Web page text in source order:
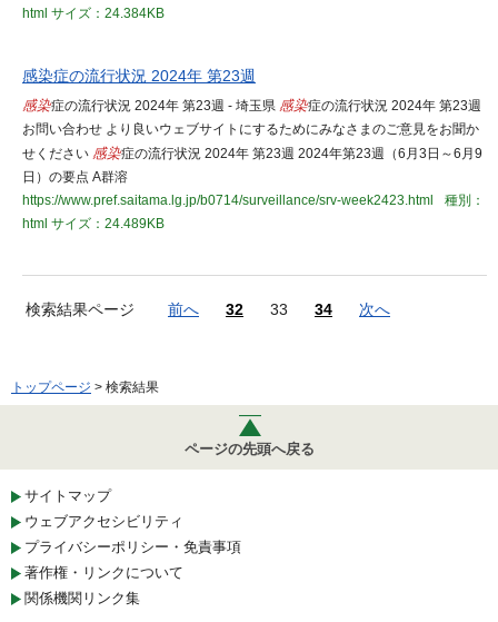
html サイズ：24.384KB
感染症の流行状況 2024年 第23週
感染症の流行状況 2024年 第23週 - 埼玉県 感染症の流行状況 2024年 第23週
お問い合わせ より良いウェブサイトにするためにみなさまのご意見をお聞か
せください 感染症の流行状況 2024年 第23週 2024年第23週（6月3日～6月9
日）の要点 A群溶
https://www.pref.saitama.lg.jp/b0714/surveillance/srv-week2423.html
種別：
html サイズ：24.489KB
検索結果ページ 前へ 32 33 34 次へ
トップページ > 検索結果
ページの先頭へ戻る
サイトマップ
ウェブアクセシビリティ
プライバシーポリシー・免責事項
著作権・リンクについて
関係機関リンク集